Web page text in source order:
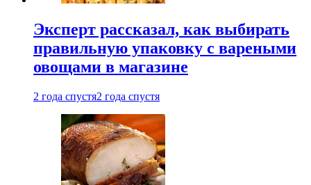
Эксперт рассказал, как выбирать
правильную упаковку с вареными
овощами в магазине
2 года спустя2 года спустя